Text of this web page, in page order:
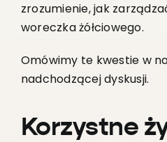
zrozumienie, jak
woreczka żółciowego.
Omówimy te kwestie w
nadchodzącej dyskusji.
Korzystne